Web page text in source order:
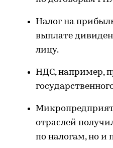
Налог на
выплате
лицу.
НДС, например,
отраслей
по налогам, но и